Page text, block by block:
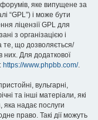
яке випущене за
“GPL”) і може бути
ліцензії GPL для
з організацією і
те, що дозволяється/
них. Для додаткової
https://www.phpbb.com/.
вульгарні,
та інші матеріали, які
яка надає послуги
право. Такі дії можуть